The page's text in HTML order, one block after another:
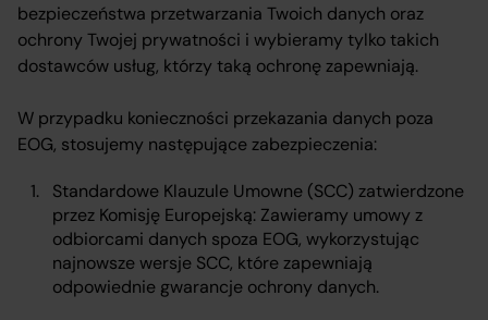
bezpieczeństwa przetwarzania Twoich danych oraz
ochrony Twojej prywatności i wybieramy tylko takich
dostawców usług, którzy taką ochronę zapewniają.
W przypadku konieczności przekazania danych poza
EOG, stosujemy następujące zabezpieczenia:
Standardowe Klauzule Umowne (SCC) zatwierdzone
przez Komisję Europejską: Zawieramy umowy z
odbiorcami danych spoza EOG, wykorzystując
najnowsze wersje SCC, które zapewniają
odpowiednie gwarancje ochrony danych.